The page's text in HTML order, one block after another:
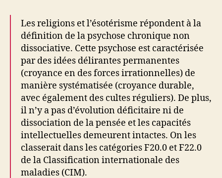
Les religions et l’ésotérisme répondent à la
définition de la psychose chronique non
dissociative. Cette psychose est caractérisée
par des idées délirantes permanentes
(croyance en des forces irrationnelles) de
manière systématisée (croyance durable,
avec également des cultes réguliers). De plus,
il n’y a pas d’évolution déficitaire ni de
dissociation de la pensée et les capacités
intellectuelles demeurent intactes. On les
classerait dans les catégories F20.0 et F22.0
de la Classification internationale des
maladies (CIM).